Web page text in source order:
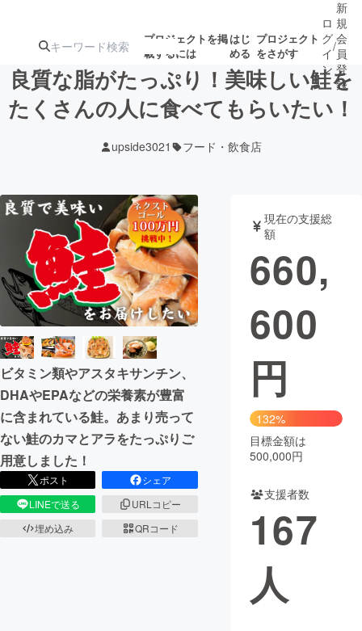
プロジェクトを掲
載するには
はじ
める
プロジェクト
をさがす
ジェクト
募集終了が近いプ
ロジェクト
アート・写真 音楽
テクノロジー・ガジェット ゲーム・サ
映像・映画
ビジネス・起業
まちづくり・地域活性化
CAMPFIRE for Social Good
CAMPFIRE Creation
CAMPFIREふるさと納税
コミュニティ
ロ
グ
イ
ン
/
新
規
会
員
登
録
良質な脂がたっぷり！美味しい鮭を
たくさんの人に食べてもらいたい！
upside3021 フード・飲食店
ビタミン類やアスタキサンチン、
DHAやEPAなどの栄養素が豊富
に含まれている鮭。あまり売って
ない鮭のカマとアラをたっぷりご
用意しました！
ポスト
シェア
LINEで送る
URLコピー
埋め込み
QRコード
現在の支援総
額
660,
600
円
132%
目標金額は
500,000円
支援者数
167
人